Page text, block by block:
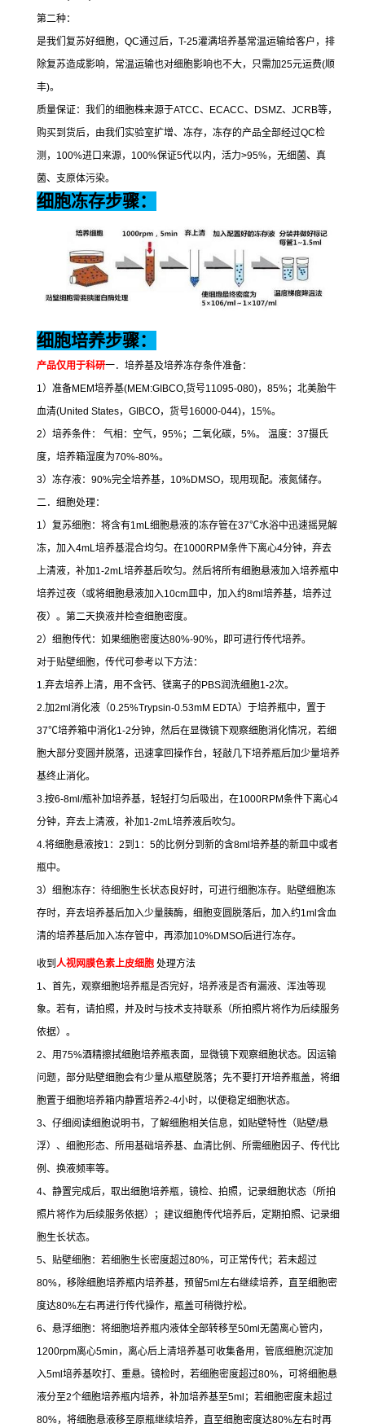
第二种：
是我们复苏好细胞， QC通过后， T-25灌满培养基常温运输给客户，排
除复苏造成影响，常温运输也对细胞影响也不大，只需加25元运费(顺
丰)。
质量保证：我们的细胞株来源于ATCC、 ECACC、 DSMZ、 JCRB等，
购买到货后，由我们实验室扩增、冻存，冻存的产品全部经过QC检
测， 100%进口来源， 100%保证5代以内，活力>95%，无细菌、真
菌、支原体污染。
细胞冻存步骤：
细胞培养步骤：
产品仅用于科研一．培养基及培养冻存条件准备：
1 ）准备MEM培养基(MEM:GIBCO, 货号11095-080)， 85%；北美胎牛
血清(United States， GIBCO，货号16000-044)， 15%。
2）培养条件： 气相：空气， 95%；二氧化碳， 5%。 温度： 37摄氏
度，培养箱湿度为70%-80%。
3）冻存液： 90%完全培养基， 10%DMSO，现用现配。液氮储存。
二．细胞处理：
1 ）复苏细胞：将含有1mL 细胞悬液的冻存管在37℃水浴中迅速摇晃解
冻，加入4mL 培养基混合均匀。在1000RPM条件下离心4分钟，弃去
上清液，补加1-2mL 培养基后吹匀。然后将所有细胞悬液加入培养瓶中
培养过夜（或将细胞悬液加入10cm皿中，加入约8ml培养基，培养过
夜）。第二天换液并检查细胞密度。
2）细胞传代：如果细胞密度达80%-90%，即可进行传代培养。
对于贴壁细胞，传代可参考以下方法：
1. 弃去培养上清，用不含钙、镁离子的PBS润洗细胞1-2次。
2. 加2ml消化液（0.25%Trypsin-0.53mM EDTA）于培养瓶中，置于
37℃培养箱中消化1-2分钟，然后在显微镜下观察细胞消化情况，若细
胞大部分变圆并脱落，迅速拿回操作台，轻敲几下培养瓶后加少量培养
基终止消化。
3. 按6-8ml/瓶补加培养基，轻轻打匀后吸出，在1000RPM条件下离心4
分钟，弃去上清液，补加1-2mL 培养液后吹匀。
4. 将细胞悬液按1 ： 2到 1 ： 5的比例分到新的含8ml培养基的新皿中或者
瓶中。
3）细胞冻存：待细胞生长状态良好时，可进行细胞冻存。贴壁细胞冻
存时，弃去培养基后加入少量胰酶，细胞变圆脱落后，加入约1ml含血
清的培养基后加入冻存管中，再添加10%DMSO后进行冻存。
收到 人视网膜色素上皮细胞 处理方法
1 、首先，观察细胞培养瓶是否完好，培养液是否有漏液、浑浊等现
象。若有，请拍照，并及时与技术支持联系（所拍照片将作为后续服务
依据）。
2、用75%酒精擦拭细胞培养瓶表面，显微镜下观察细胞状态。因运输
问题，部分贴壁细胞会有少量从瓶壁脱落；先不要打开培养瓶盖，将细
胞置于细胞培养箱内静置培养2-4小时，以便稳定细胞状态。
3、仔细阅读细胞说明书，了解细胞相关信息，如贴壁特性（贴壁/悬
浮）、细胞形态、所用基础培养基、血清比例、所需细胞因子、传代比
例、换液频率等。
4、静置完成后，取出细胞培养瓶，镜检、拍照，记录细胞状态（所拍
照片将作为后续服务依据）；建议细胞传代培养后，定期拍照、记录细
胞生长状态。
5、贴壁细胞：若细胞生长密度超过80%，可正常传代；若未超过
80%，移除细胞培养瓶内培养基，预留5ml左右继续培养，直至细胞密
度达80%左右再进行传代操作，瓶盖可稍微拧松。
6、悬浮细胞：将细胞培养瓶内液体全部转移至50ml无菌离心管内，
1200rpm离心5min ，离心后上清培养基可收集备用，管底细胞沉淀加
入5ml培养基吹打、重悬。镜检时，若细胞密度超过80%，可将细胞悬
液分至2个细胞培养瓶内培养，补加培养基至5ml ；若细胞密度未超过
80%，将细胞悬液移至原瓶继续培养，直至细胞密度达80%左右时再